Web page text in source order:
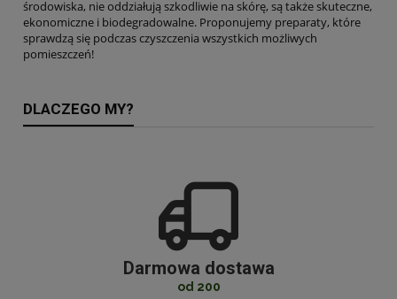
środowiska, nie oddziałują szkodliwie na skórę, są także skuteczne,
ekonomiczne i biodegradowalne. Proponujemy preparaty, które
sprawdzą się podczas czyszczenia wszystkich możliwych
pomieszczeń!
DLACZEGO MY?
Darmowa dostawa
od 200